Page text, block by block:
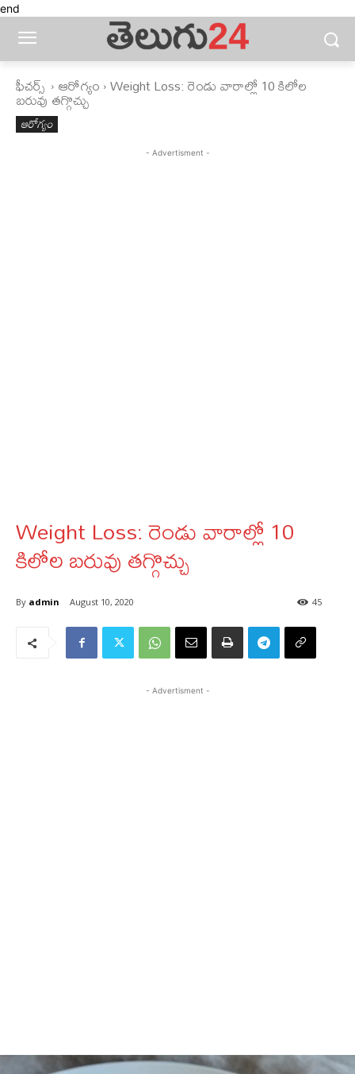
end
ఫీచ‌ర్స్ ‌ ఆరోగ్యం Weight Loss: రెండు వారాల్లో 10 కిలోల
బరువు తగ్గొచ్చు
ఆరోగ్యం
- Advertisment -
Weight Loss: రెండు వారాల్లో 10
కిలోల బరువు తగ్గొచ్చు
By admin August 10, 2020 45
- Advertisment -